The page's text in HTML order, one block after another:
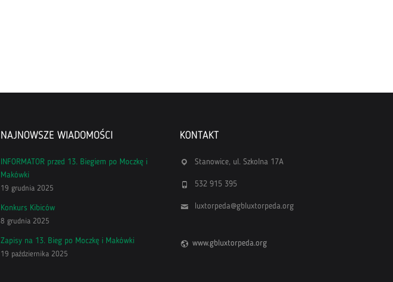
NAJNOWSZE WIADOMOŚCI
INFORMATOR przed 13. Biegiem po Moczkę i
Makówki
19 grudnia 2025
Konkurs Kibiców
8 grudnia 2025
Zapisy na 13. Bieg po Moczkę i Makówki
19 października 2025
KONTAKT
Stanowice, ul. Szkolna 17A
532 915 395
luxtorpeda@gbluxtorpeda.org
www.gbluxtorpeda.org